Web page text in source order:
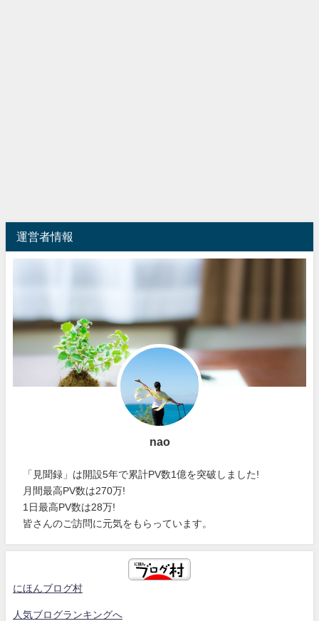
運営者情報
nao
「見聞録」は開設5年で累計PV数1億を突破しました!
月間最高PV数は270万!
1日最高PV数は28万!
皆さんのご訪問に元気をもらっています。
にほんブログ村
人気ブログランキングへ